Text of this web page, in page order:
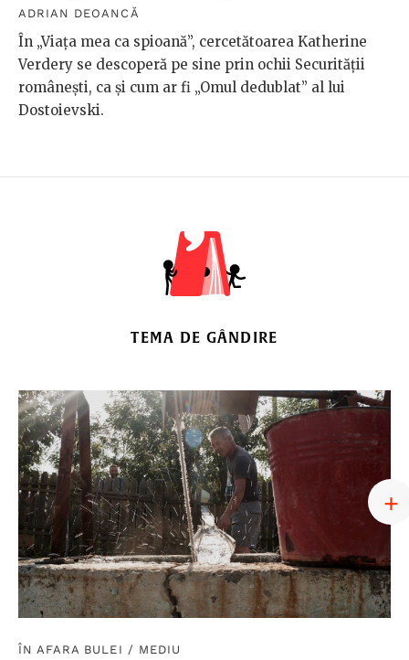
ADRIAN DEOANCĂ
În „Viața mea ca spioană”, cercetătoarea Katherine
Verdery se descoperă pe sine prin ochii Securității
românești, ca și cum ar fi „Omul dedublat” al lui
Dostoievski.
TEMA DE GÂNDIRE
ÎN AFARA BULEI / MEDIU